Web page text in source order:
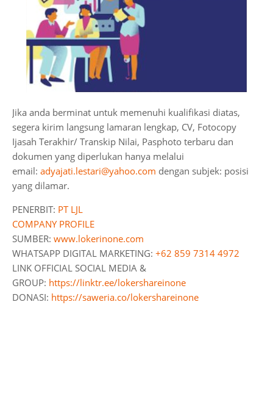
Jika anda berminat untuk memenuhi kualifikasi diatas,
segera kirim langsung lamaran lengkap, CV, Fotocopy
Ijasah Terakhir/ Transkip Nilai, Pasphoto terbaru dan
dokumen yang diperlukan hanya melalui
email: adyajati.lestari@yahoo.com dengan subjek: posisi
yang dilamar.
PENERBIT: PT LJL
COMPANY PROFILE
SUMBER: www.lokerinone.com
WHATSAPP DIGITAL MARKETING: +62 859 7314 4972
LINK OFFICIAL SOCIAL MEDIA &
GROUP: https://linktr.ee/lokershareinone
DONASI: https://saweria.co/lokershareinone